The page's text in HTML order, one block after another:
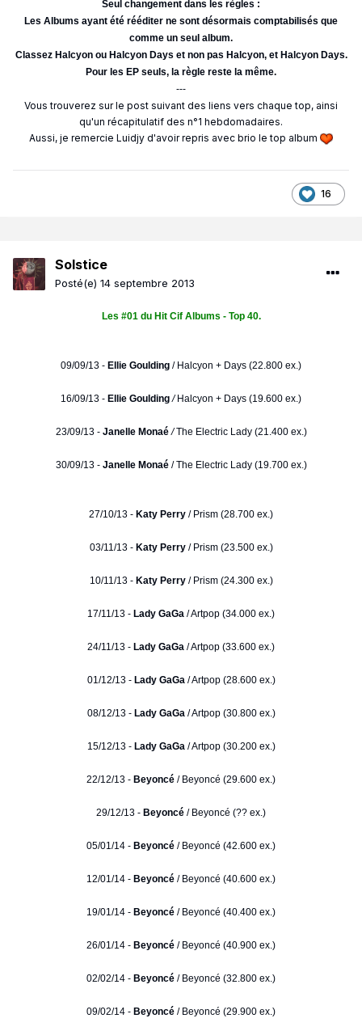
Seul changement dans les règles :
Les Albums ayant été rééditer ne sont désormais comptabilisés que
comme un seul album.
Classez Halcyon ou Halcyon Days et non pas Halcyon, et Halcyon Days.
Pour les EP seuls, la règle reste la même.
---
Vous trouverez sur le post suivant des liens vers chaque top, ainsi
qu'un récapitulatif des n°1 hebdomadaires.
Aussi, je remercie Luidjy d'avoir repris avec brio le top album
16
Solstice
Posté(e) 14 septembre 2013
Les #01 du Hit Cif Albums - Top 40.
09/09/13 - Ellie Goulding / Halcyon + Days (22.800 ex.)
16/09/13 - Ellie Goulding /Halcyon + Days (19.600 ex.)
23/09/13 - Janelle Monaé /The Electric Lady (21.400 ex.)
30/09/13 - Janelle Monaé/ The Electric Lady (19.700 ex.)
27/10/13 - Katy Perry / Prism (28.700 ex.)
03/11/13 - Katy Perry/ Prism (23.500 ex.)
10/11/13 - Katy Perry/ Prism (24.300 ex.)
17/11/13 - Lady GaGa / Artpop (34.000 ex.)
24/11/13 - Lady GaGa / Artpop (33.600 ex.)
01/12/13 - Lady GaGa/ Artpop (28.600 ex.)
08/12/13 - Lady GaGa/ Artpop (30.800 ex.)
15/12/13 - Lady GaGa/ Artpop (30.200 ex.)
22/12/13 - Beyoncé / Beyoncé (29.600 ex.)
29/12/13 - Beyoncé / Beyoncé (?? ex.)
05/01/14 - Beyoncé / Beyoncé (42.600 ex.)
12/01/14 - Beyoncé / Beyoncé (40.600 ex.)
19/01/14 - Beyoncé / Beyoncé (40.400 ex.)
26/01/14 - Beyoncé / Beyoncé (40.900 ex.)
02/02/14 - Beyoncé / Beyoncé (32.800 ex.)
09/02/14 - Beyoncé / Beyoncé (29.900 ex.)